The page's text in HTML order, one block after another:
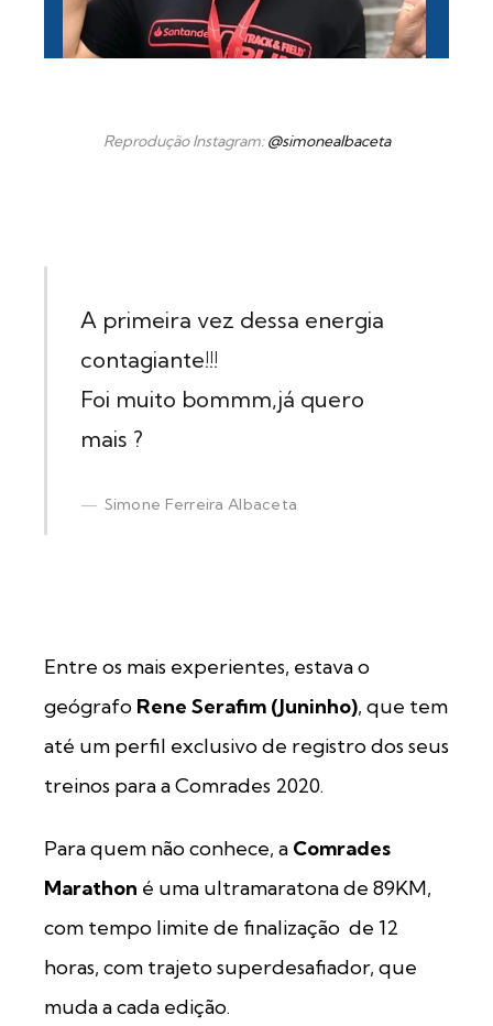
Reprodução Instagram:@simonealbaceta
A primeira vez dessa energia
contagiante!!!
Foi muito bommm,já quero
mais ?
Simone Ferreira Albaceta
Entre os mais experientes, estava o
geógrafo Rene Serafim (Juninho), que tem
até um perfil exclusivo de registro dos seus
treinos para a Comrades 2020.
Para quem não conhece, a Comrades
Marathon é uma ultramaratona de 89KM,
com tempo limite de finalização de 12
horas, com trajeto superdesafiador, que
muda a cada edição.